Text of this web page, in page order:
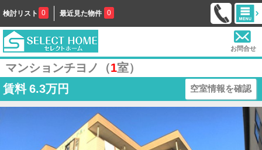
検討リスト 0 最近見た物件 0
お問合せ
マンションチヨノ（1室）
賃料 6.3万円 空室情報を確認